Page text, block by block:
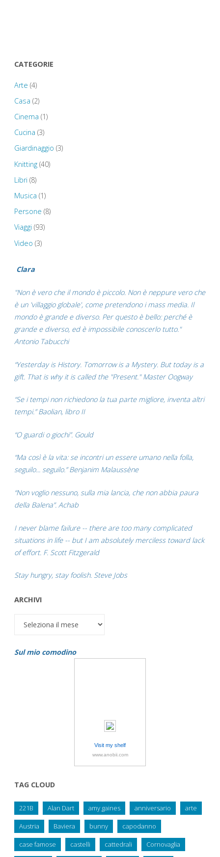
CATEGORIE
Arte (4)
Casa (2)
Cinema (1)
Cucina (3)
Giardinaggio (3)
Knitting(40)
Libri (8)
Musica (1)
Persone (8)
Viaggi (93)
Video (3)
Clara
"Non è vero che il mondo è piccolo. Non è neppure vero che
è un 'villaggio globale', come pretendono i mass media. Il
mondo è grande e diverso. Per questo è bello: perché è
grande e diverso, ed è impossibile conoscerlo tutto."
Antonio Tabucchi
“Yesterday is History. Tomorrow is a Mystery. But today is a
gift. That is why it is called the "Present." Master Oogway
“Se i tempi non richiedono la tua parte migliore, inventa altri
tempi.” Baolian, libro II
“O guardi o giochi”. Gould
“Ma così è la vita: se incontri un essere umano nella folla,
seguilo... seguilo.” Benjanim Malaussène
“Non voglio nessuno, sulla mia lancia, che non abbia paura
della Balena”. Achab
I never blame failure -- there are too many complicated
situations in life -- but I am absolutely merciless toward lack
of effort. F. Scott Fitzgerald
Stay hungry, stay foolish. Steve Jobs
ARCHIVI
Archivi
Sul mio comodino
Visit my shelf
www.anobii.com
TAG CLOUD
221B Alan Dart amy gaines anniversario arte
Austria Baviera bunny capodanno
case famose castelli cattedrali Cornovaglia